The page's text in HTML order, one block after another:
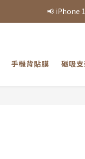
品熱銷，部分庫存可能
📢 iPhone
品熱銷，部分庫存可能
手機背貼膜 磁吸